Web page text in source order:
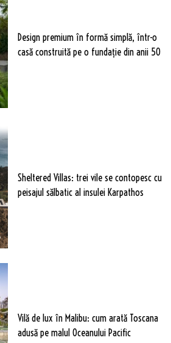
Design premium în formă simplă, într-o
casă construită pe o fundație din anii 50
Sheltered Villas: trei vile se contopesc cu
peisajul sălbatic al insulei Karpathos
Vilă de lux în Malibu: cum arată Toscana
adusă pe malul Oceanului Pacific